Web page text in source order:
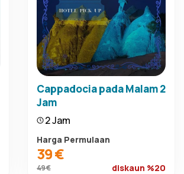
Cappadocia pada Malam 2
Jam
2 Jam
Harga Permulaan
39 €
49 € diskaun %20